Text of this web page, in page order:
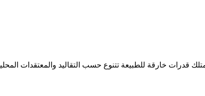
قدرات خارقة للطبيعة تتنوع حسب التقاليد والمعتقدات